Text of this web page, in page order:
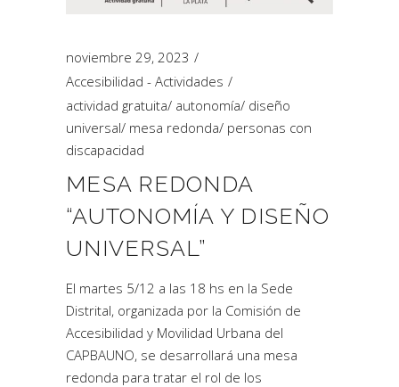
noviembre 29, 2023
Accesibilidad - Actividades
actividad gratuita/ autonomía/ diseño
universal/ mesa redonda/ personas con
discapacidad
MESA REDONDA
“AUTONOMÍA Y DISEÑO
UNIVERSAL”
El martes 5/12 a las 18 hs en la Sede
Distrital, organizada por la Comisión de
Accesibilidad y Movilidad Urbana del
CAPBAUNO, se desarrollará una mesa
redonda para tratar el rol de los